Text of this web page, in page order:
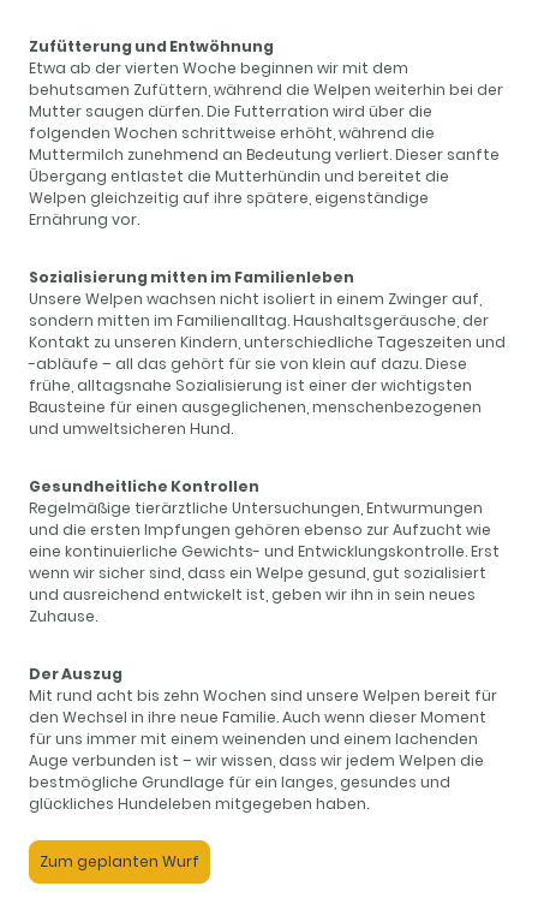
Zufütterung und Entwöhnung
Etwa ab der vierten Woche beginnen wir mit dem
behutsamen Zufüttern, während die Welpen weiterhin bei der
Mutter saugen dürfen. Die Futterration wird über die
folgenden Wochen schrittweise erhöht, während die
Muttermilch zunehmend an Bedeutung verliert. Dieser sanfte
Übergang entlastet die Mutterhündin und bereitet die
Welpen gleichzeitig auf ihre spätere, eigenständige
Ernährung vor.
Sozialisierung mitten im Familienleben
Unsere Welpen wachsen nicht isoliert in einem Zwinger auf,
sondern mitten im Familienalltag. Haushaltsgeräusche, der
Kontakt zu unseren Kindern, unterschiedliche Tageszeiten und
-abläufe – all das gehört für sie von klein auf dazu. Diese
frühe, alltagsnahe Sozialisierung ist einer der wichtigsten
Bausteine für einen ausgeglichenen, menschenbezogenen
und umweltsicheren Hund.
Gesundheitliche Kontrollen
Regelmäßige tierärztliche Untersuchungen, Entwurmungen
und die ersten Impfungen gehören ebenso zur Aufzucht wie
eine kontinuierliche Gewichts- und Entwicklungskontrolle. Erst
wenn wir sicher sind, dass ein Welpe gesund, gut sozialisiert
und ausreichend entwickelt ist, geben wir ihn in sein neues
Zuhause.
Der Auszug
Mit rund acht bis zehn Wochen sind unsere Welpen bereit für
den Wechsel in ihre neue Familie. Auch wenn dieser Moment
für uns immer mit einem weinenden und einem lachenden
Auge verbunden ist – wir wissen, dass wir jedem Welpen die
bestmögliche Grundlage für ein langes, gesundes und
glückliches Hundeleben mitgegeben haben.
Zum geplanten Wurf